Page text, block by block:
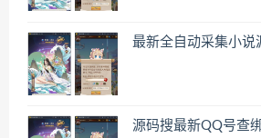
最新全自动采集小说
源码搜最新QQ号查